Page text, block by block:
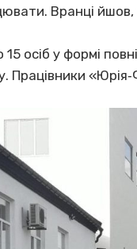
Вранці
осіб у формі
Працівники